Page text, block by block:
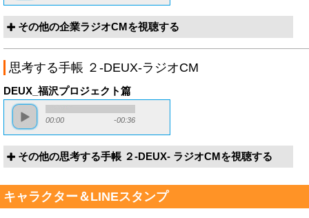
その他の企業ラジオCMを視聴する
思考する手帳 ２-DEUX-ラジオCM
DEUX_福沢プロジェクト篇
00:00 -00:36
その他の思考する手帳 ２-DEUX- ラジオCMを視聴する
キャラクター＆LINEスタンプ